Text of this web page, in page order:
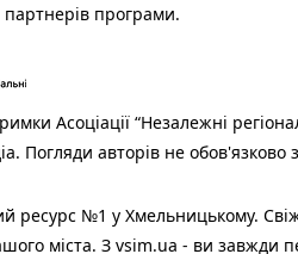
партнерів програми.
Асоціації “Незалежні
Погляди авторів не
ресурс №1 у Хмельницькому.
міста. З vsim.ua - ви завжди